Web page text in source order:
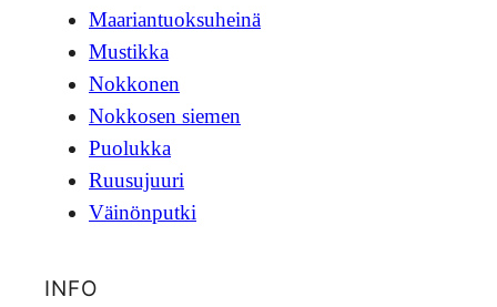
Maariantuoksuheinä
Mustikka
Nokkonen
Nokkosen siemen
Puolukka
Ruusujuuri
Väinönputki
INFO